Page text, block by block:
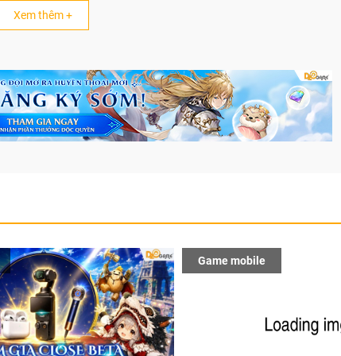
Xem thêm +
Game mobile